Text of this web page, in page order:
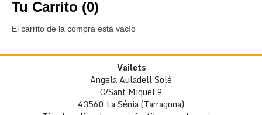
Tu Carrito (0)
El carrito de la compra está vacío
Vailets
Angela Auladell Solé
C/Sant Miquel 9
43560 La Sénia (Tarragona)